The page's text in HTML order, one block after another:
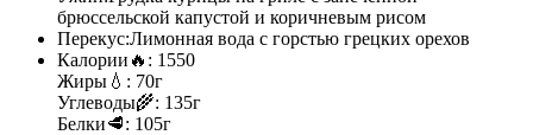
брюссельской капустой и коричневым рисом
Перекус:Лимонная вода с горстью грецких орехов
Калории 🔥: 1550
Жиры 💧: 70г
Углеводы🌾: 135г
Белки🥩: 105г